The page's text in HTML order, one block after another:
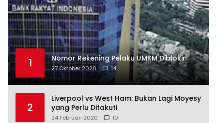
1 Nomor Rekening Pelaku UMKM Diblokir
27 Oktober 2020 14
2
Liverpool vs West Ham: Bukan Lagi Moyesy
yang Perlu Ditakuti
24 Februari 2020 10